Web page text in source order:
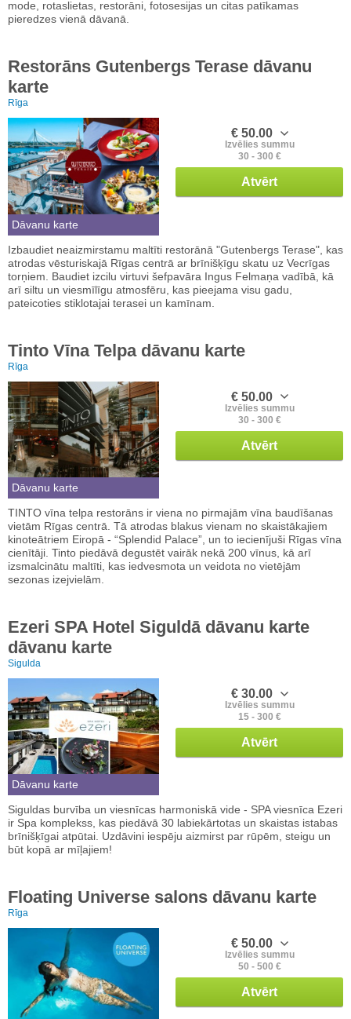
mode, rotaslietas, restorāni, fotosesijas un citas patīkamas
pieredzes vienā dāvanā.
Restorāns Gutenbergs Terase dāvanu
karte
Rīga
Dāvanu karte
€ 50.00
Izvēlies summu
30 - 300 €
Atvērt
Izbaudiet neaizmirstamu maltīti restorānā "Gutenbergs Terase", kas
atrodas vēsturiskajā Rīgas centrā ar brīnišķīgu skatu uz Vecrīgas
torņiem. Baudiet izcilu virtuvi šefpavāra Ingus Felmaņa vadībā, kā
arī siltu un viesmīlīgu atmosfēru, kas pieejama visu gadu,
pateicoties stiklotajai terasei un kamīnam.
Tinto Vīna Telpa dāvanu karte
Rīga
Dāvanu karte
€ 50.00
Izvēlies summu
30 - 300 €
Atvērt
TINTO vīna telpa restorāns ir viena no pirmajām vīna baudīšanas
vietām Rīgas centrā. Tā atrodas blakus vienam no skaistākajiem
kinoteātriem Eiropā - “Splendid Palace”, un to iecienījuši Rīgas vīna
cienītāji. Tinto piedāvā degustēt vairāk nekā 200 vīnus, kā arī
izsmalcinātu maltīti, kas iedvesmota un veidota no vietējām
sezonas izejvielām.
Ezeri SPA Hotel Siguldā dāvanu karte
dāvanu karte
Sigulda
Dāvanu karte
€ 30.00
Izvēlies summu
15 - 300 €
Atvērt
Siguldas burvība un viesnīcas harmoniskā vide - SPA viesnīca Ezeri
ir Spa komplekss, kas piedāvā 30 labiekārtotas un skaistas istabas
brīnišķīgai atpūtai. Uzdāvini iespēju aizmirst par rūpēm, steigu un
būt kopā ar mīļajiem!
Floating Universe salons dāvanu karte
Rīga
€ 50.00
Izvēlies summu
50 - 500 €
Atvērt